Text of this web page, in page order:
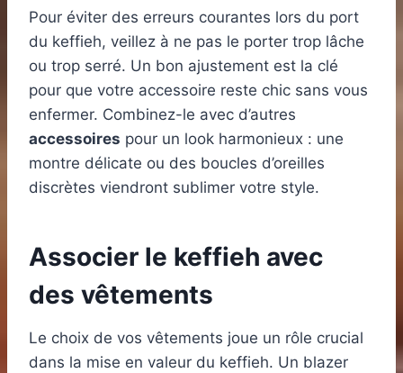
Pour éviter des erreurs courantes lors du port
du keffieh, veillez à ne pas le porter trop lâche
ou trop serré. Un bon ajustement est la clé
pour que votre accessoire reste chic sans vous
enfermer. Combinez-le avec d’autres
accessoires pour un look harmonieux : une
montre délicate ou des boucles d’oreilles
discrètes viendront sublimer votre style.
Associer le keffieh avec
des vêtements
Le choix de vos vêtements joue un rôle crucial
dans la mise en valeur du keffieh. Un blazer